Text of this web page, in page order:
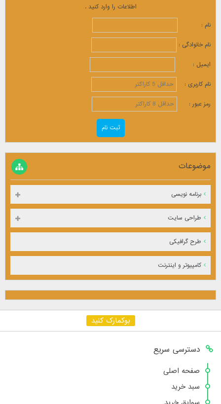
اطلاعات را وارد کنید .
نام :
نام خانوادگی :
ایمیل :
نام کاربری :
رمز عبور :
موضوعات
برنامه نویسی
طراحی سایت
طرح گرافیکی
کامپیوتر و اینترنت
بوکمارک کنید
دسترسی سریع
صفحه اصلی
سبد خرید